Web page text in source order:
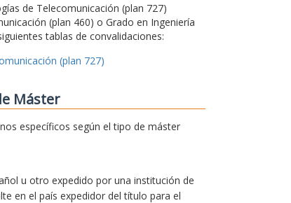
de Telecomunicación (plan 727)
(plan 460) o Grado en Ingeniería
tablas de convalidaciones:
(plan 727)
Máster
específicos según el tipo de máster
u otro expedido por una institución de
en el país expedidor del título para el